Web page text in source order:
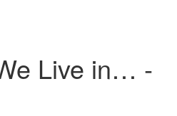
Live in…